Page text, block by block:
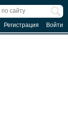
Регистрация Войти